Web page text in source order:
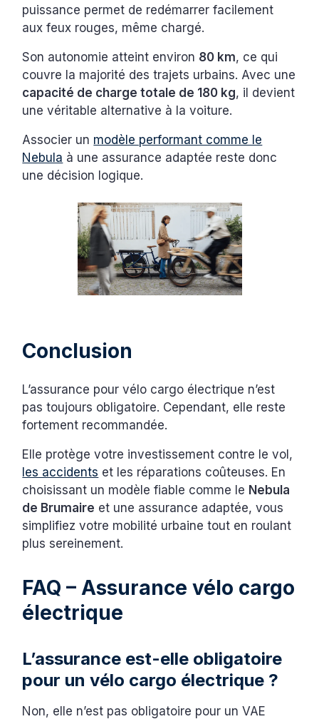
puissance permet de redémarrer facilement
aux feux rouges, même chargé.
Son autonomie atteint environ 80 km, ce qui
couvre la majorité des trajets urbains. Avec une
capacité de charge totale de 180 kg, il devient
une véritable alternative à la voiture.
Associer un modèle performant comme le
Nebula à une assurance adaptée reste donc
une décision logique.
Conclusion
L’assurance pour vélo cargo électrique n’est
pas toujours obligatoire. Cependant, elle reste
fortement recommandée.
Elle protège votre investissement contre le vol,
les accidents et les réparations coûteuses. En
choisissant un modèle fiable comme le Nebula
de Brumaire et une assurance adaptée, vous
simplifiez votre mobilité urbaine tout en roulant
plus sereinement.
FAQ – Assurance vélo cargo
électrique
L’assurance est-elle obligatoire
pour un vélo cargo électrique ?
Non, elle n’est pas obligatoire pour un VAE